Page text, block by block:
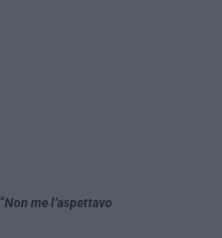
“Non me l’aspettavo